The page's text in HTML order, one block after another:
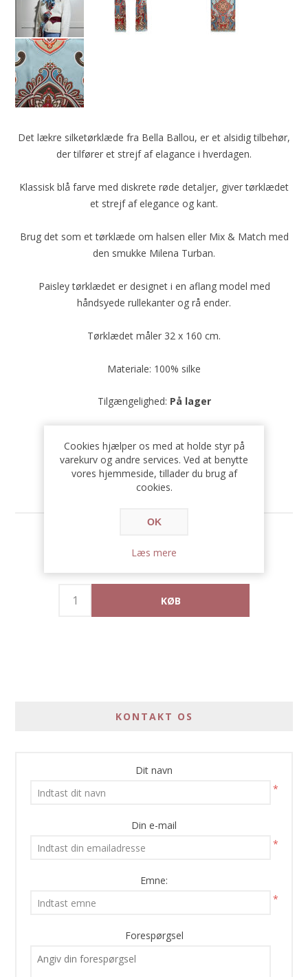
Det lækre silketørklæde fra Bella Ballou, er et alsidig tilbehør,
der tilfører et strejf af elagance i hverdagen.
Klassisk blå farve med diskrete røde detaljer, giver tørklædet
et strejf af elegance og kant.
Brug det som et tørklæde om halsen eller Mix & Match med
den smukke Milena Turban.
Paisley tørklædet er designet i en aflang model med
håndsyede rullekanter og rå ender.
Tørklædet måler 32 x 160 cm.
Materiale: 100% silke
Tilgængelighed: På lager
249,50 DKK
KONTAKT OS
Dit navn
*
Din e-mail
*
Emne:
*
Forespørgsel
Cookies hjælper os med at holde styr på
varekurv og andre services. Ved at benytte
vores hjemmeside, tillader du brug af
cookies.
OK
Læs mere